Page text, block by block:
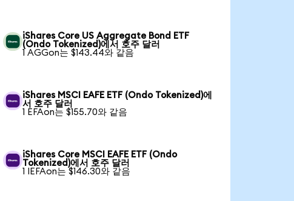
iShares Core US Aggregate Bond ETF
(Ondo Tokenized)에서 호주 달러
1 AGGon는 $143.44와 같음
iShares MSCI EAFE ETF (Ondo Tokenized)에
서 호주 달러
1 EFAon는 $155.70와 같음
iShares Core MSCI EAFE ETF (Ondo
Tokenized)에서 호주 달러
1 IEFAon는 $146.30와 같음